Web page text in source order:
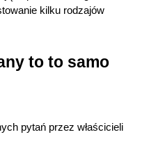
kilku rodzajów
to to samo
pytań przez właścicieli